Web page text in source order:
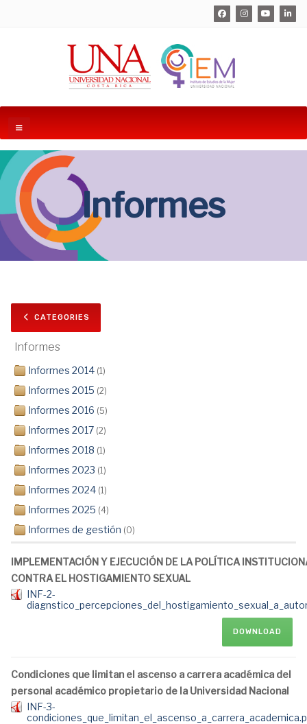
Informes
CATEGORIES
Informes
Informes 2014 (1)
Informes 2015 (2)
Informes 2016 (5)
Informes 2017 (2)
Informes 2018 (1)
Informes 2023 (1)
Informes 2024 (1)
Informes 2025 (4)
Informes de gestión (0)
IMPLEMENTACIÓN Y EJECUCIÓN DE LA POLÍTICA
CONTRA EL HOSTIGAMIENTO SEXUAL
INF-2-
DOWNLOAD
Condiciones que limitan el ascenso a carrera académica del
personal académico propietario de la Universidad Nacional
INF-3-